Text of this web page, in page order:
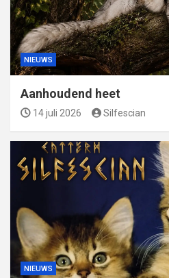
NIEUWS
Aanhoudend heet
14 juli 2026 Silfescian
NIEUWS